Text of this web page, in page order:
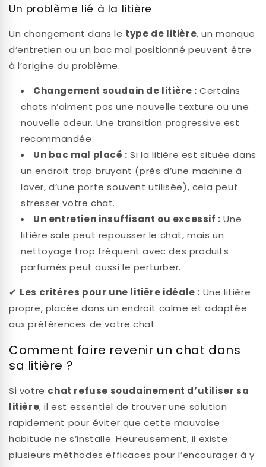
Un problème lié à la litière
Un changement dans le type de litière, un manque
d’entretien ou un bac mal positionné peuvent être
à l’origine du problème.
Changement soudain de litière : Certains
chats n’aiment pas une nouvelle texture ou une
nouvelle odeur. Une transition progressive est
recommandée.
Un bac mal placé : Si la litière est située dans
un endroit trop bruyant (près d’une machine à
laver, d’une porte souvent utilisée), cela peut
stresser votre chat.
Un entretien insuffisant ou excessif : Une
litière sale peut repousser le chat, mais un
nettoyage trop fréquent avec des produits
parfumés peut aussi le perturber.
✔ Les critères pour une litière idéale : Une litière
propre, placée dans un endroit calme et adaptée
aux préférences de votre chat.
Comment faire revenir un chat dans
sa litière ?
Si votre chat refuse soudainement d’utiliser sa
litière, il est essentiel de trouver une solution
rapidement pour éviter que cette mauvaise
habitude ne s’installe. Heureusement, il existe
plusieurs méthodes efficaces pour l’encourager à y